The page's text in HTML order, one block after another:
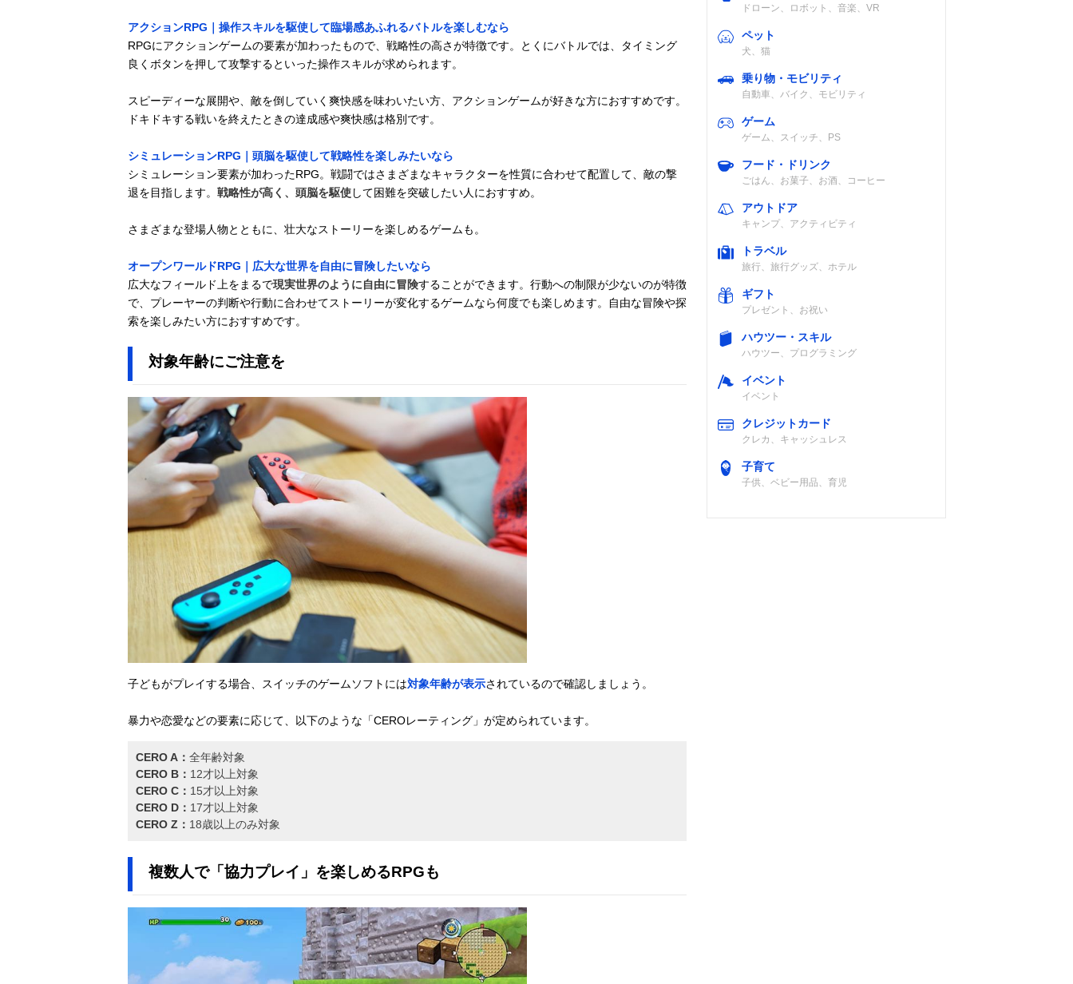
アクションRPG｜操作スキルを駆使して臨場感あふれるバトルを楽しむなら
RPGにアクションゲームの要素が加わったもので、戦略性の高さが特徴です。とくにバトルでは、タイミング
良くボタンを押して攻撃するといった操作スキルが求められます。
スピーディーな展開や、敵を倒していく爽快感を味わいたい方、アクションゲームが好きな方におすすめです。
ドキドキする戦いを終えたときの達成感や爽快感は格別です。
シミュレーションRPG｜頭脳を駆使して戦略性を楽しみたいなら
シミュレーション要素が加わったRPG。戦闘ではさまざまなキャラクターを性質に合わせて配置して、敵の撃
退を目指します。 戦略性が高く、頭脳を駆使して困難を突破したい人におすすめ。
さまざまな登場人物とともに、壮大なストーリーを楽しめるゲームも。
オープンワールドRPG｜広大な世界を自由に冒険したいなら
広大なフィールド上をまるで現実世界のように自由に冒険することができます。行動への制限が少ないのが特徴
で、プレーヤーの判断や行動に合わせてストーリーが変化するゲームなら何度でも楽しめます。自由な冒険や探
索を楽しみたい方におすすめです。
対象年齢にご注意を
子どもがプレイする場合、スイッチのゲームソフトには対象年齢が表示されているので確認しましょう。
暴力や恋愛などの要素に応じて、以下のような「CEROレーティング」が定められています。
CERO A： 全年齢対象
CERO B： 12才以上対象
CERO C： 15才以上対象
CERO D： 17才以上対象
CERO Z： 18歳以上のみ対象
複数人で「協力プレイ」を楽しめるRPGも
ドローン、ロボット、音楽、VR
ペット
犬、猫
乗り物・モビリティ
自動車、バイク、モビリティ
ゲーム
ゲーム、スイッチ、PS
フード・ドリンク
ごはん、お菓子、お酒、コーヒー
アウトドア
キャンプ、アクティビティ
トラベル
旅行、旅行グッズ、ホテル
ギフト
プレゼント、お祝い
ハウツー・スキル
ハウツー、プログラミング
イベント
イベント
クレジットカード
クレカ、キャッシュレス
子育て
子供、ベビー用品、育児